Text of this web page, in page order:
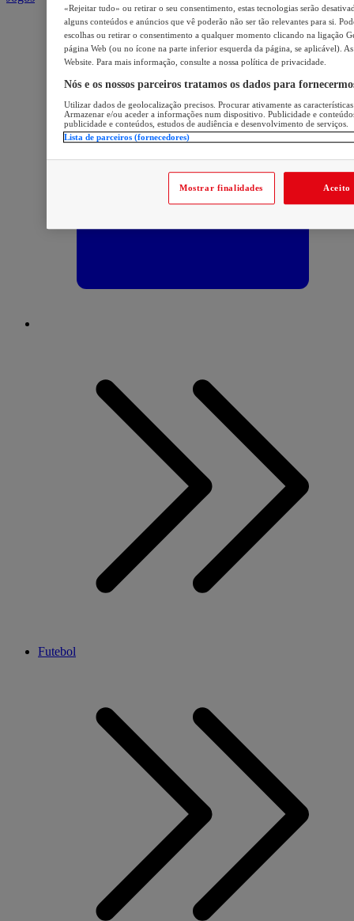
Futebol
«Rejeitar tudo» ou retirar o seu consentimento, estas tecnologias serão
alguns conteúdos e anúncios que vê poderão não ser tão relevantes para si.
escolhas ou retirar o consentimento a qualquer momento clicando na ligação
página Web (ou no ícone na parte inferior esquerda da página, se aplicável). As
Website. Para mais informação, consulte a nossa política de privacidade.
Nós e os nossos parceiros tratamos os dados para
Utilizar dados de geolocalização precisos. Procurar ativamente as
Armazenar e/ou aceder a informações num dispositivo. Publicidade e
publicidade e conteúdos, estudos de audiência e desenvolvimento de serviços.
Lista de parceiros (fornecedores)
Mostrar finalidades Aceito